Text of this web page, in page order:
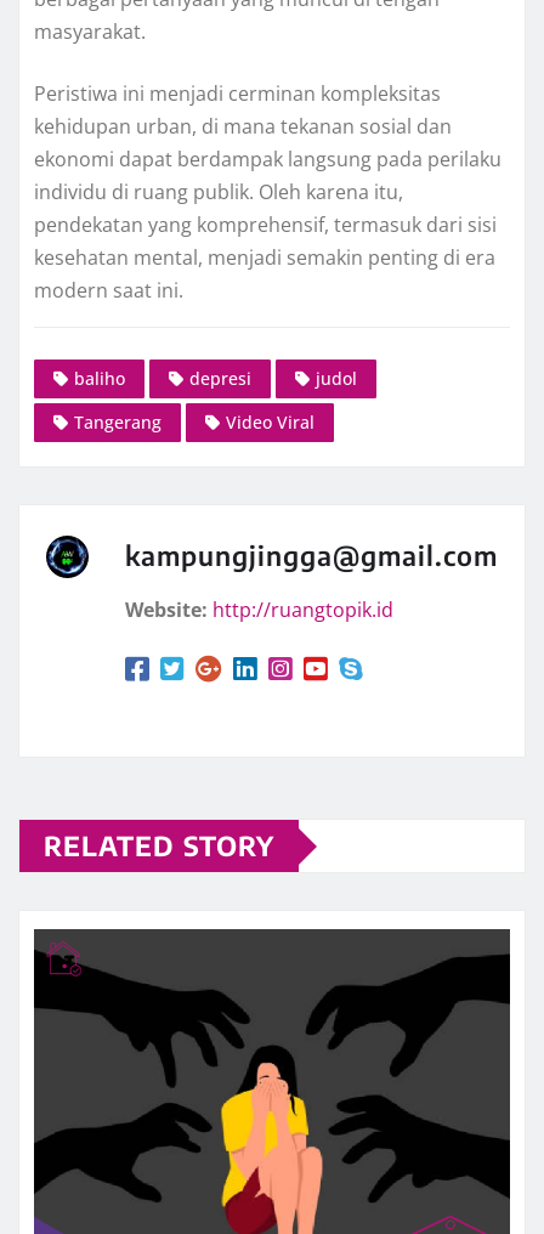
masyarakat.
Peristiwa ini menjadi cerminan kompleksitas
kehidupan urban, di mana tekanan sosial dan
ekonomi dapat berdampak langsung pada perilaku
individu di ruang publik. Oleh karena itu,
pendekatan yang komprehensif, termasuk dari sisi
kesehatan mental, menjadi semakin penting di era
modern saat ini.
baliho depresi
judol
Tangerang
Video Viral
kampungjingga@gmail.com
Website: http://ruangtopik.id
RELATED STORY